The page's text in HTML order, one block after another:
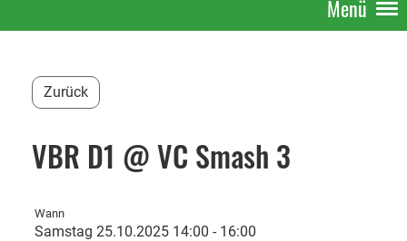
Menü
Zurück
VBR D1 @ VC Smash 3
Wann
Samstag 25.10.2025 14:00 - 16:00